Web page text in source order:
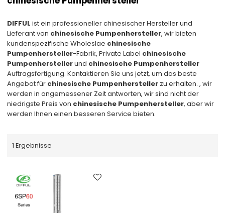
DIFFUL ist ein professioneller chinesischer Hersteller und
Lieferant von chinesische Pumpenhersteller, wir bieten
kundenspezifische Wholeslae chinesische
Pumpenhersteller-Fabrik, Private Label chinesische
Pumpenherstellerund chinesische Pumpenhersteller
Auftragsfertigung. Kontaktieren Sie uns jetzt, um das beste
Angebot für chinesische Pumpenhersteller zu erhalten. , wir
werden in angemessener Zeit antworten, wir sind nicht der
niedrigste Preis von chinesische Pumpenhersteller, aber wir
werden Ihnen einen besseren Service bieten.
1 Ergebnisse